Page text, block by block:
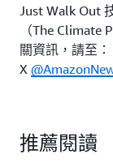
Just Walk Out
（The Climate
關資訊，請至：
X
推薦閱讀